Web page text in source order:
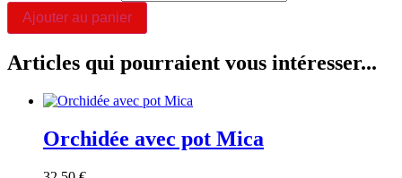
Ajouter au panier
Articles qui pourraient vous intéresser...
Orchidée avec pot Mica